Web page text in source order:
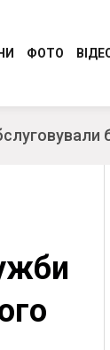
Рух
ФОТО